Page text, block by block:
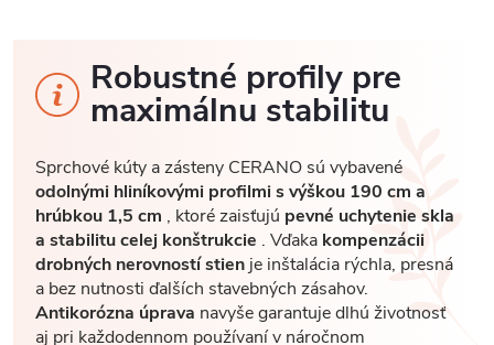
Robustné profily pre
maximálnu stabilitu
Sprchové kúty a zásteny CERANO sú vybavené
odolnými hliníkovými profilmi s výškou 190 cm a
hrúbkou 1,5 cm , ktoré zaisťujú pevné uchytenie skla
a stabilitu celej konštrukcie . Vďaka kompenzácii
drobných nerovností stien je inštalácia rýchla, presná
a bez nutnosti ďalších stavebných zásahov.
Antikorózna úprava navyše garantuje dlhú životnosť
aj pri každodennom používaní v náročnom